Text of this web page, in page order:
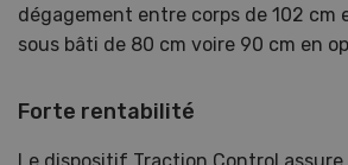
dégagement entre corps de 102 cm
sous bâti de 80 cm voire 90 cm en
Forte rentabilité
Le dispositif Traction Control